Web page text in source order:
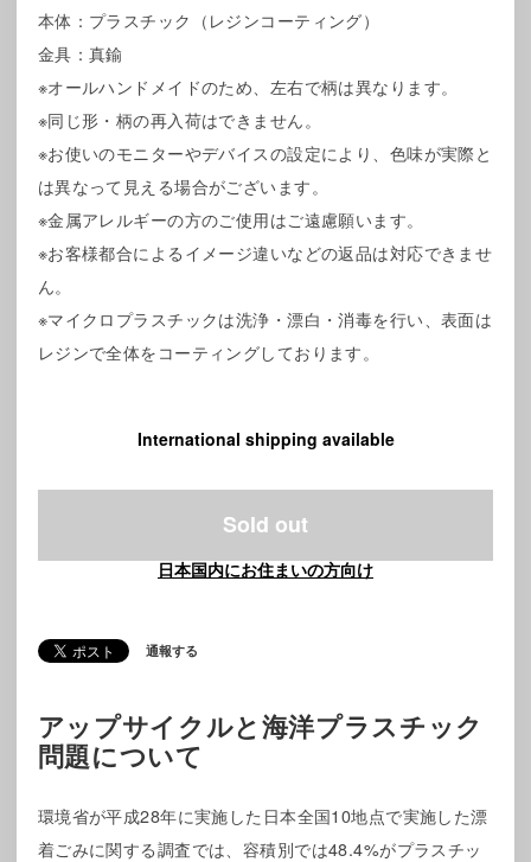
本体：プラスチック（レジンコーティング）
金具：真鍮
※オールハンドメイドのため、左右で柄は異なります。
※同じ形・柄の再入荷はできません。
※お使いのモニターやデバイスの設定により、色味が実際と
は異なって見える場合がございます。
※金属アレルギーの方のご使用はご遠慮願います。
※お客様都合によるイメージ違いなどの返品は対応できませ
ん。
※マイクロプラスチックは洗浄・漂白・消毒を行い、表面は
レジンで全体をコーティングしております。
International shipping available
Sold out
日本国内にお住まいの方向け
通報する
アップサイクルと海洋プラスチック
問題について
環境省が平成28年に実施した日本全国10地点で実施した漂
着ごみに関する調査では、容積別では48.4%がプラスチッ